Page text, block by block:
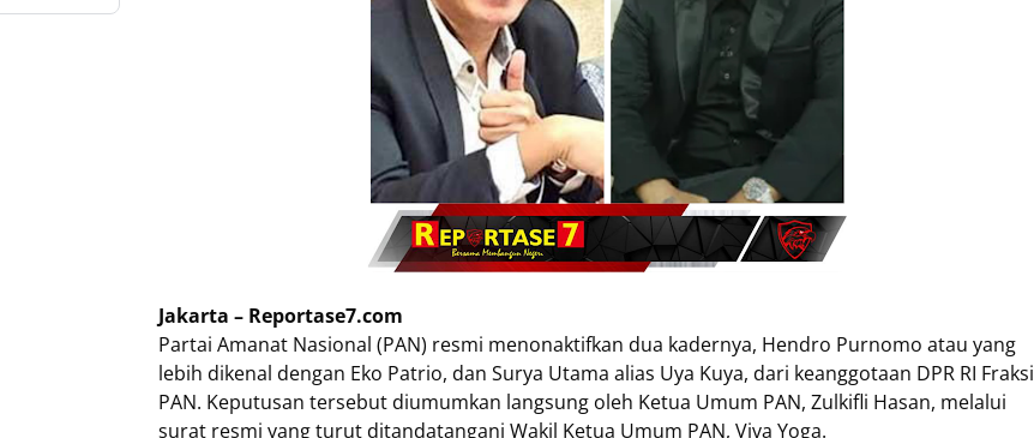
Jakarta – Reportase7.com
Partai Amanat Nasional (PAN) resmi menonaktifkan dua kadernya, Hendro Purnomo atau yang
lebih dikenal dengan Eko Patrio, dan Surya Utama alias Uya Kuya, dari keanggotaan DPR RI Fraksi
PAN. Keputusan tersebut diumumkan langsung oleh Ketua Umum PAN, Zulkifli Hasan, melalui
surat resmi yang turut ditandatangani Wakil Ketua Umum PAN, Viva Yoga.